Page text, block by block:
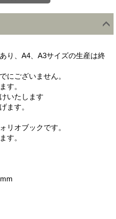
り、A4、A3サイズの生産は終
にございません。
す。
いたします
ます。
リオブックです。
す。